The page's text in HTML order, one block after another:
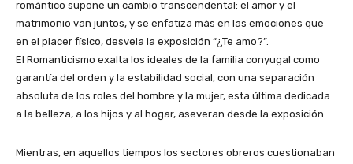
romántico supone un cambio transcendental: el amor y el
matrimonio van juntos, y se enfatiza más en las emociones que
en el placer físico, desvela la exposición “¿Te amo?”.
El Romanticismo exalta los ideales de la familia conyugal como
garantía del orden y la estabilidad social, con una separación
absoluta de los roles del hombre y la mujer, esta última dedicada
a la belleza, a los hijos y al hogar, aseveran desde la exposición.
Mientras, en aquellos tiempos los sectores obreros cuestionaban